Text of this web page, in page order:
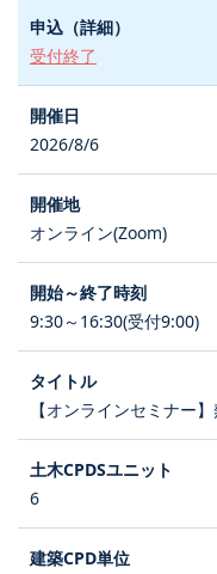
受付終了
2026/8/6
オンライン(Zoom)
9:30～16:30(受付9:00)
【オンラインセミナー
6